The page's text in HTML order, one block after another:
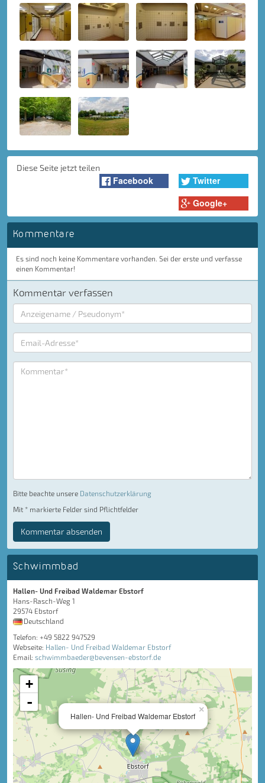
Diese Seite jetzt teilen
Facebook
Twitter
Google+
Kommentare
Es sind noch keine Kommentare vorhanden. Sei der erste und verfasse
einen Kommentar!
Kommentar verfassen
Bitte beachte unsere Datenschutzerklärung
Mit * markierte Felder sind Pflichtfelder
Kommentar absenden
Schwimmbad
Hallen- Und Freibad Waldemar Ebstorf
Hans-Rasch-Weg 1
29574 Ebstorf
Deutschland
Telefon: +49 5822 947529
Webseite: Hallen- Und Freibad Waldemar Ebstorf
Email: schwimmbaeder@bevensen-ebstorf.de
×
Hallen- Und Freibad Waldemar Ebstorf
+
-